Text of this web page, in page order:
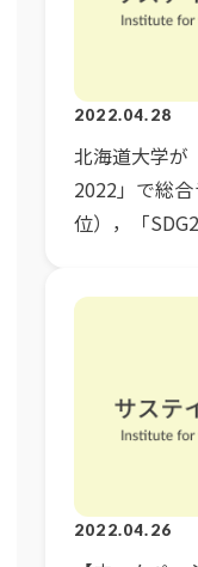
2022.04.28
北海道大学が
2022」で総
位），「
2022.04.26